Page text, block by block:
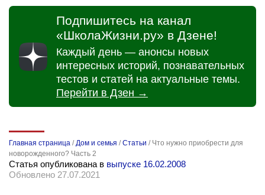
Подпишитесь на канал
«ШколаЖизни.ру» в Дзене!
Каждый день — анонсы новых
интересных историй, познавательных
тестов и статей на актуальные темы.
Перейти в Дзен →
Главная страница /Дом и семья /Статьи / Что нужно приобрести для
новорожденного? Часть 2
Статья опубликована в выпуске 16.02.2008
Обновлено 27.07.2021